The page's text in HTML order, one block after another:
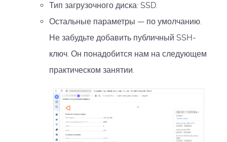
Тип загрузочного диска: SSD.
Остальные параметры — по умолчанию.
Не забудьте добавить публичный SSH-
ключ. Он понадобится нам на следующем
практическом занятии.